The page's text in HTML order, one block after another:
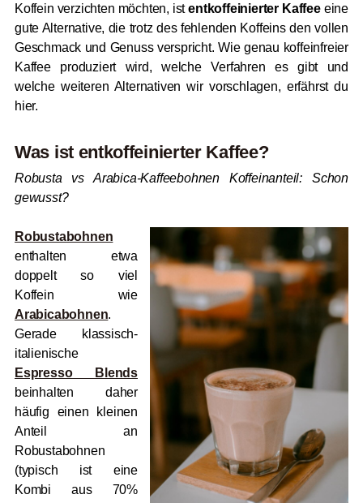
Koffein verzichten möchten, istentkoffeinierter Kaffeeeine
gute Alternative, die trotz des fehlenden Koffeins den vollen
Geschmack und Genuss verspricht. Wie genau koffeinfreier
Kaffee produziert wird, welche Verfahren es gibt und
welche weiteren Alternativen wir vorschlagen, erfährst du
hier.
Was ist entkoffeinierter Kaffee?
Robusta vs Arabica-Kaffeebohnen Koffeinanteil: Schon
gewusst?
Robustabohnen
enthalten etwa
doppelt so viel
Koffein wie
Arabicabohnen.
Gerade klassisch-
italienische
Espresso Blends
beinhalten daher
häufig einen kleinen
Anteil an
Robustabohnen
(typisch ist eine
Kombi aus 70%